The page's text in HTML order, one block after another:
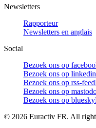
Newsletters
Rapporteur
Newsletters en anglais
Social
Bezoek ons op
Bezoek ons op linkedin
Bezoek ons op rss-feed
Bezoek ons op
Bezoek ons op bluesky
© 2026 Euractiv FR. All